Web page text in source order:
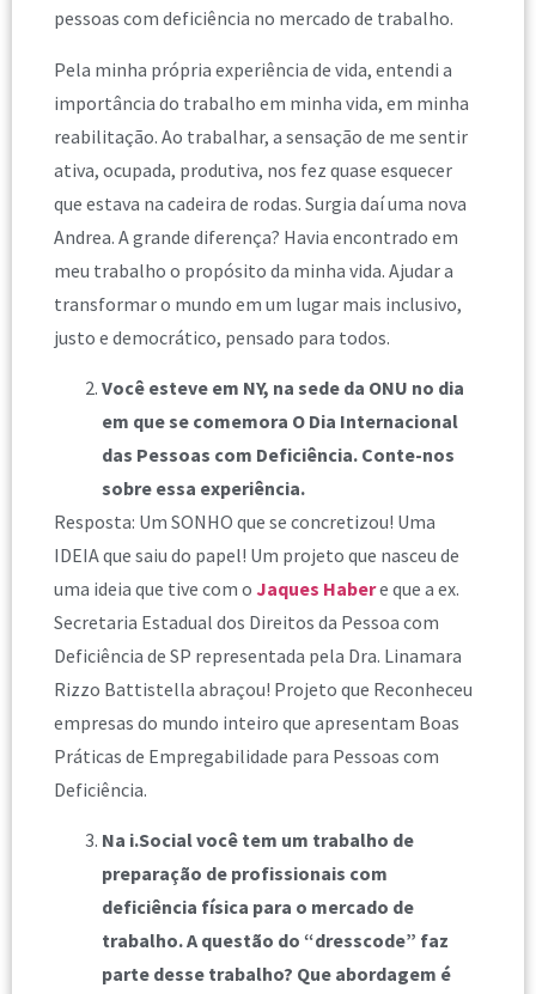
pessoas com deficiência no mercado de trabalho.
Pela minha própria experiência de vida, entendi a
importância do trabalho em minha vida, em minha
reabilitação. Ao trabalhar, a sensação de me sentir
ativa, ocupada, produtiva, nos fez quase esquecer
que estava na cadeira de rodas. Surgia daí uma nova
Andrea. A grande diferença? Havia encontrado em
meu trabalho o propósito da minha vida. Ajudar a
transformar o mundo em um lugar mais inclusivo,
justo e democrático, pensado para todos.
Você esteve em NY, na sede da ONU no dia
em que se comemora O Dia Internacional
das Pessoas com Deficiência. Conte-nos
sobre essa experiência.
Resposta: Um SONHO que se concretizou! Uma
IDEIA que saiu do papel! Um projeto que nasceu de
uma ideia que tive com o Jaques Habere que a ex.
Secretaria Estadual dos Direitos da Pessoa com
Deficiência de SP representada pela Dra. Linamara
Rizzo Battistella abraçou! Projeto que Reconheceu
empresas do mundo inteiro que apresentam Boas
Práticas de Empregabilidade para Pessoas com
Deficiência.
Na i.Social você tem um trabalho de
preparação de profissionais com
deficiência física para o mercado de
trabalho. A questão do “dresscode” faz
parte desse trabalho? Que abordagem é